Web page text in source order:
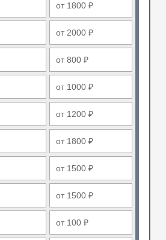
от 1800 ₽
от 2000 ₽
от 800 ₽
от 1000 ₽
от 1200 ₽
от 1800 ₽
от 1500 ₽
от 1500 ₽
от 100 ₽